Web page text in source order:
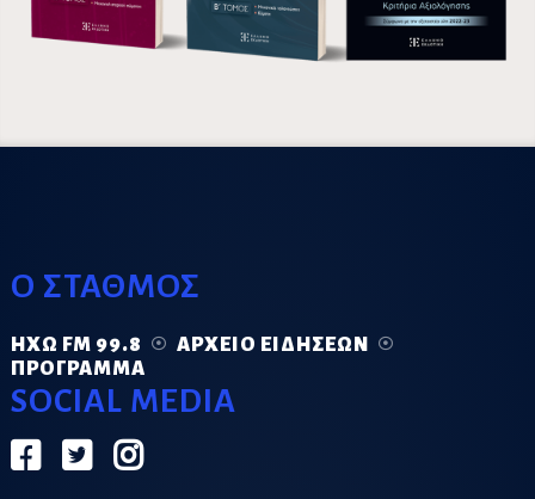
Ο ΣΤΑΘΜΟΣ
ΗΧΏ FM 99.8
ΑΡΧΕΊΟ ΕΙΔΉΣΕΩΝ
ΠΡΌΓΡΑΜΜΑ
SOCIAL MEDIA